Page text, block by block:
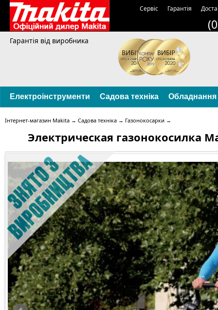
Сервіс Гарантія
Гарантія від виробника
Електроінструменти Садова техніка Обладнання
Інтернет-магазин Makita → Садова техніка → Газонокосарки →
Электрическая газонокосилка